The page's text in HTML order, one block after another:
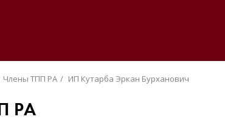
Члены ТПП РА ИП Кутарба Эркан Бурханович
РА